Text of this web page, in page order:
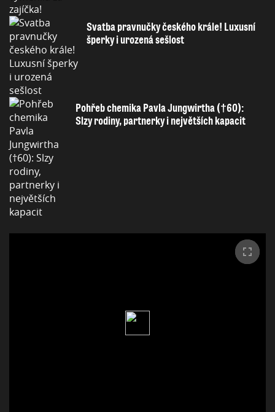
Svatba pravnučky českého krále! Luxusní
šperky i urozená sešlost
Pohřeb chemika Pavla Jungwirtha (†60):
Slzy rodiny, partnerky i největších kapacit